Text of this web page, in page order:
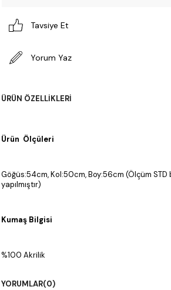
Tavsiye Et
Yorum Yaz
ÜRÜN ÖZELLIKLERI
Ürün Ölçüleri
Göğüs:54cm, Kol:50cm, Boy:56cm (Ölçüm
yapılmıştır)
Kumaş Bilgisi
%100 Akrilik
YORUMLAR(0)